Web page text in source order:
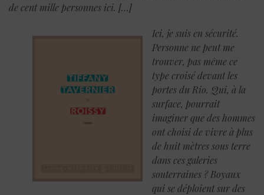
de cent mille personnes ici. […]
Ici, je suis en sécurité.
Personne ne peut me
trouver, pas même ce
type croisé devant les
portes du Rio. Qui, à la
surface, pourrait
imaginer que des hommes
ont choisi de vivre à plus
de huit mètres sous terre
dans ces galeries
souterraines ? Boyaux
qui se déploient sur des